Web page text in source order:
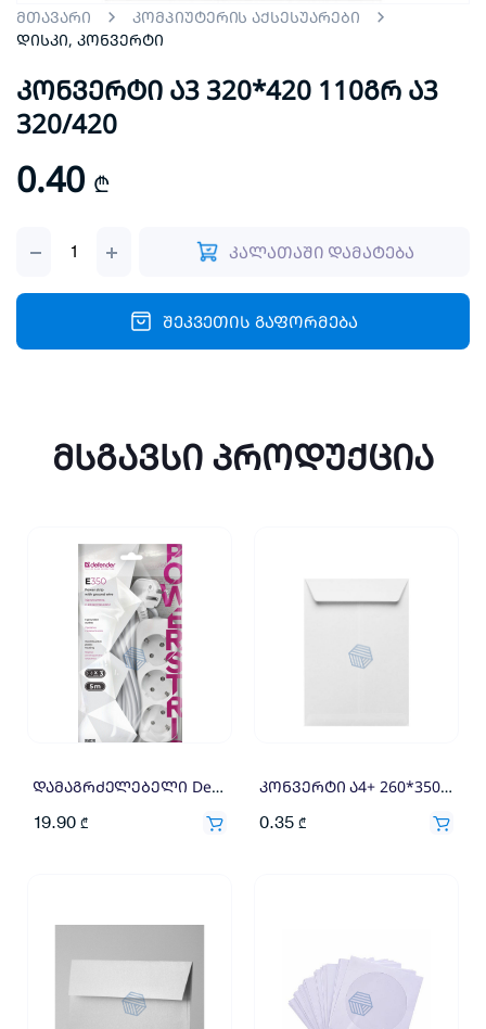
მთავარი
კომპიუტერის აქსესუარები
დისკი, კონვერტი
კონვერტი ა3 320*420 110გრ ა3
320/420
0.40 ₾
110გრ
კალათაში დამატება
შეკვეთის გაფორმება
მსგავსი პროდუქცია
დამაგრძელებელი Defender E350 99223
19.90 ₾
კონვერტი ა4+ 260*350 110გრ
0.35 ₾